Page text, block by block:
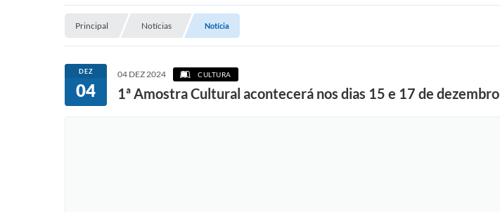
Principal Notícias Notícia
DEZ
04
04 DEZ 2024 CULTURA
1ª Amostra Cultural acontecerá nos dias 15 e 17 de dezembro